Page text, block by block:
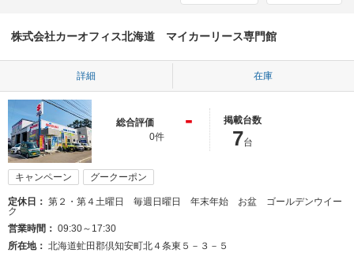
株式会社カーオフィス北海道 マイカーリース専門館
詳細 在庫
総合評価 -
0件
掲載台数
7台
キャンペーン グークーポン
定休日
第２・第４土曜日 毎週日曜日 年末年始 お盆 ゴールデンウイー
ク
営業時間
09:30～17:30
所在地
北海道虻田郡倶知安町北４条東５－３－５